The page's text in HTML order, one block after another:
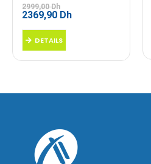
0sur 5
2999,00Dh
Le
était :
2999,00 Dh.
2369,90 DhLe
DETAILS